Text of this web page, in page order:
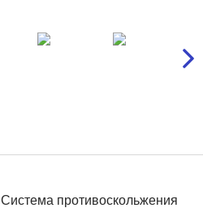
Система противоскольжения